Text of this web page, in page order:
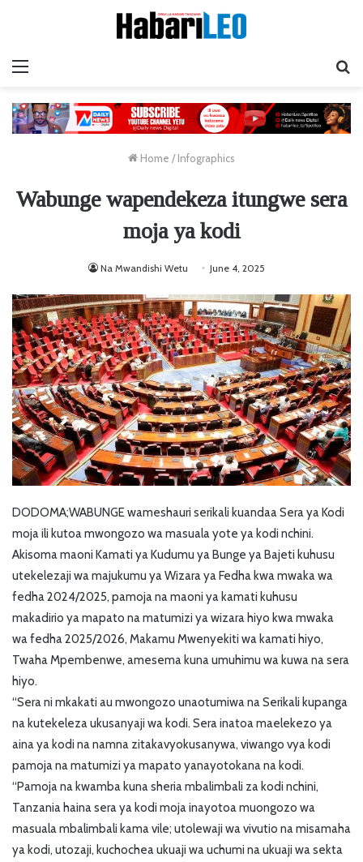
Home / Infographics
Wabunge wapendekeza itungwe sera
moja ya kodi
Na Mwandishi Wetu June 4, 2025
DODOMA;WABUNGE wameshauri serikali kuandaa Sera ya Kodi
moja ili kutoa mwongozo wa masuala yote ya kodi nchini.
Akisoma maoni Kamati ya Kudumu ya Bunge ya Bajeti kuhusu
utekelezaji wa majukumu ya Wizara ya Fedha kwa mwaka wa
fedha 2024/2025, pamoja na maoni ya kamati kuhusu
makadirio ya mapato na matumizi ya wizara hiyo kwa mwaka
wa fedha 2025/2026, Makamu Mwenyekiti wa kamati hiyo,
Twaha Mpembenwe, amesema kuna umuhimu wa kuwa na sera
hiyo.
“Sera ni mkakati au mwongozo unaotumiwa na Serikali kupanga
na kutekeleza ukusanyaji wa kodi. Sera inatoa maelekezo ya
aina ya kodi na namna zitakavyokusanywa, viwango vya kodi
pamoja na matumizi ya mapato yanayotokana na kodi.
“Pamoja na kwamba kuna sheria mbalimbali za kodi nchini,
Tanzania haina sera ya kodi moja inayotoa muongozo wa
masuala mbalimbali kama vile; utolewaji wa vivutio na misamaha
ya kodi, utozaji, kuchochea ukuaji wa uchumi na ukuaji wa sekta